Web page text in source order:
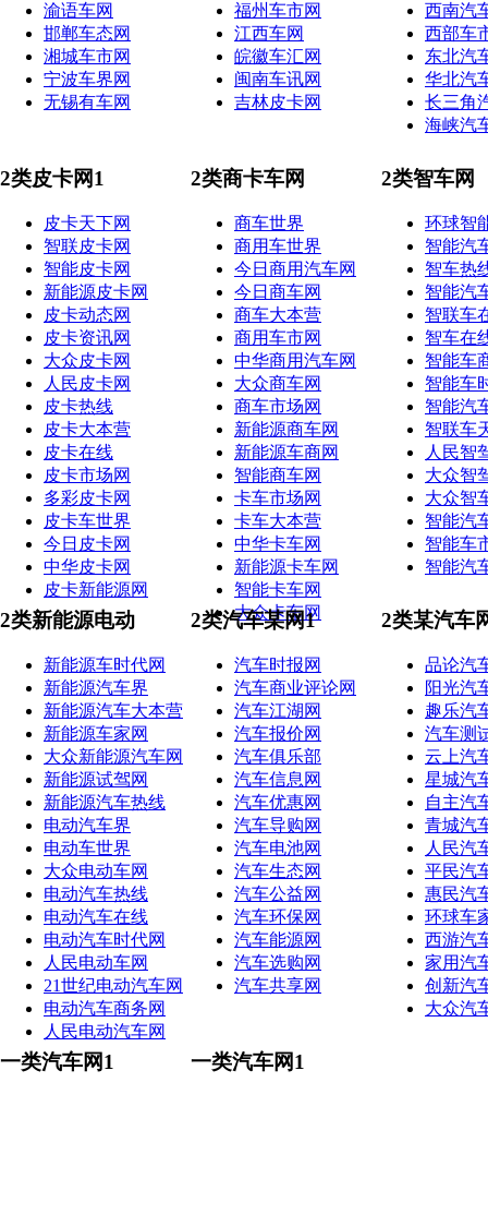
渝语车网
邯郸车态网
湘城车市网
宁波车界网
无锡有车网
福州车市网
江西车网
皖徽车汇网
闽南车讯网
吉林皮卡网
西南汽
西部车
东北汽
华北汽
长三角
海峡汽
2类皮卡网1
皮卡天下网
智联皮卡网
智能皮卡网
新能源皮卡网
皮卡动态网
皮卡资讯网
大众皮卡网
人民皮卡网
皮卡热线
皮卡大本营
皮卡在线
皮卡市场网
多彩皮卡网
皮卡车世界
今日皮卡网
中华皮卡网
皮卡新能源网
2类商卡车网
商车世界
商用车世界
今日商用汽车网
今日商车网
商车大本营
商用车市网
中华商用汽车网
大众商车网
商车市场网
新能源商车网
新能源车商网
智能商车网
卡车市场网
卡车大本营
中华卡车网
新能源卡车网
智能卡车网
大众卡车网
2类智车网
环球智
智能汽
智车热
智能汽
智联车
智车在
智能车
智能车
智能汽
智联车
人民智
大众智
大众智
智能汽
智能车
智能汽
2类新能源电动
新能源车时代网
新能源汽车界
新能源汽车大本营
新能源车家网
大众新能源汽车网
新能源试驾网
新能源汽车热线
电动汽车界
电动车世界
大众电动车网
电动汽车热线
电动汽车在线
电动汽车时代网
人民电动车网
21世纪电动汽车网
电动汽车商务网
人民电动汽车网
2类汽车某网1
汽车时报网
汽车商业评论网
汽车江湖网
汽车报价网
汽车俱乐部
汽车信息网
汽车优惠网
汽车导购网
汽车电池网
汽车生态网
汽车公益网
汽车环保网
汽车能源网
汽车选购网
汽车共享网
2类某汽车
品论汽
阳光汽
趣乐汽
汽车测
云上汽
星城汽
自主汽
青城汽
人民汽
平民汽
惠民汽
环球车
西游汽
家用汽
创新汽
大众汽
一类汽车网1 一类汽车网1